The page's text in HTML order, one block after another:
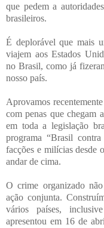
que pedem a
brasileiros.
É deplorável que mais
viajem aos Estados
no Brasil, como já
nosso país.
Aprovamos
com penas que chegam
em toda a legislação
programa “Brasil
facções e milícias desde
andar de cima.
O crime organizado
ação conjunta.
vários países,
apresentou em 16 de